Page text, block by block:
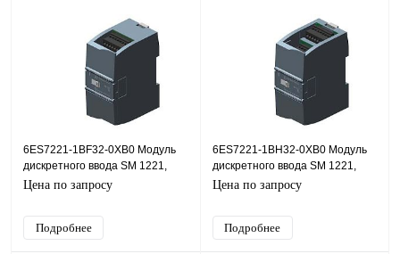
6ES7221-1BF32-0XB0 Модуль
дискретного ввода SM 1221,
8DI, 24V DC
Цена по запросу
Подробнее
6ES7221-1BH32-0XB0 Модуль
дискретного ввода SM 1221,
16DI, 24V DC
Цена по запросу
Подробнее